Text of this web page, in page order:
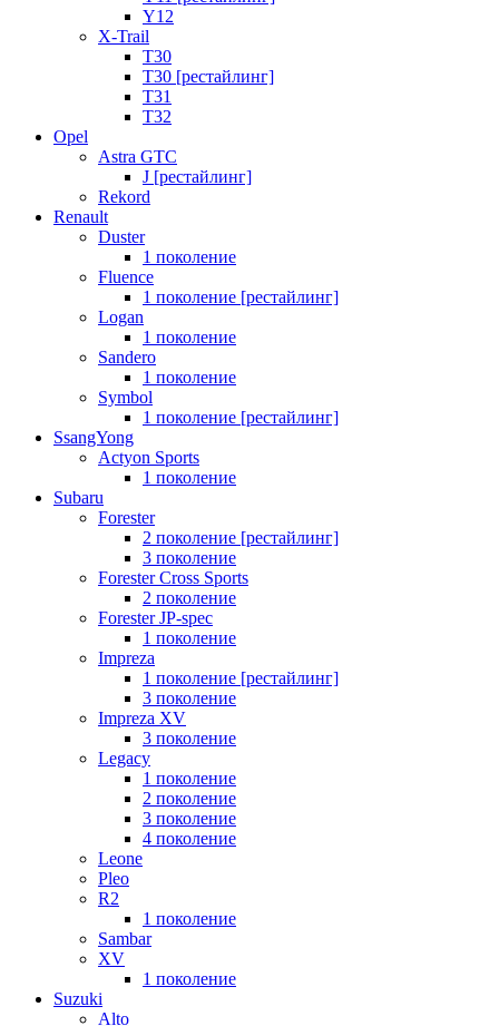
Y12
X-Trail
T30
T30 [рестайлинг]
T31
T32
Opel
Astra GTC
J [рестайлинг]
Rekord
Renault
Duster
1 поколение
Fluence
1 поколение [рестайлинг]
Logan
1 поколение
Sandero
1 поколение
Symbol
1 поколение [рестайлинг]
SsangYong
Actyon Sports
1 поколение
Subaru
Forester
2 поколение [рестайлинг]
3 поколение
Forester Cross Sports
2 поколение
Forester JP-spec
1 поколение
Impreza
1 поколение [рестайлинг]
3 поколение
Impreza XV
3 поколение
Legacy
1 поколение
2 поколение
3 поколение
4 поколение
Leone
Pleo
R2
1 поколение
Sambar
XV
1 поколение
Suzuki
Alto